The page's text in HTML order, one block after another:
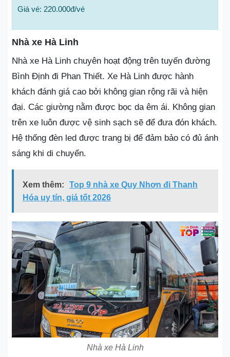
Giá vé: 220.000đ/vé
Nhà xe Hà Linh
Nhà xe Hà Linh chuyên hoạt động trên tuyến đường
Bình Định đi Phan Thiết. Xe Hà Linh được hành
khách đánh giá cao bởi không gian rộng rãi và hiện
đại. Các giường nằm được bọc da êm ái. Không gian
trên xe luôn được vệ sinh sạch sẽ để đưa đón khách.
Hệ thống đèn led được trang bị để đảm bảo có đủ ánh
sáng khi di chuyển.
Xem thêm:
Top 9 nhà xe Quy Nhơn đi Thanh
Hóa uy tín, giá tốt 2026
Nhà xe Hà Linh